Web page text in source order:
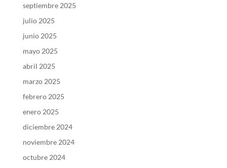
septiembre 2025
julio 2025
junio 2025
mayo 2025
abril 2025
marzo 2025
febrero 2025
enero 2025
diciembre 2024
noviembre 2024
octubre 2024